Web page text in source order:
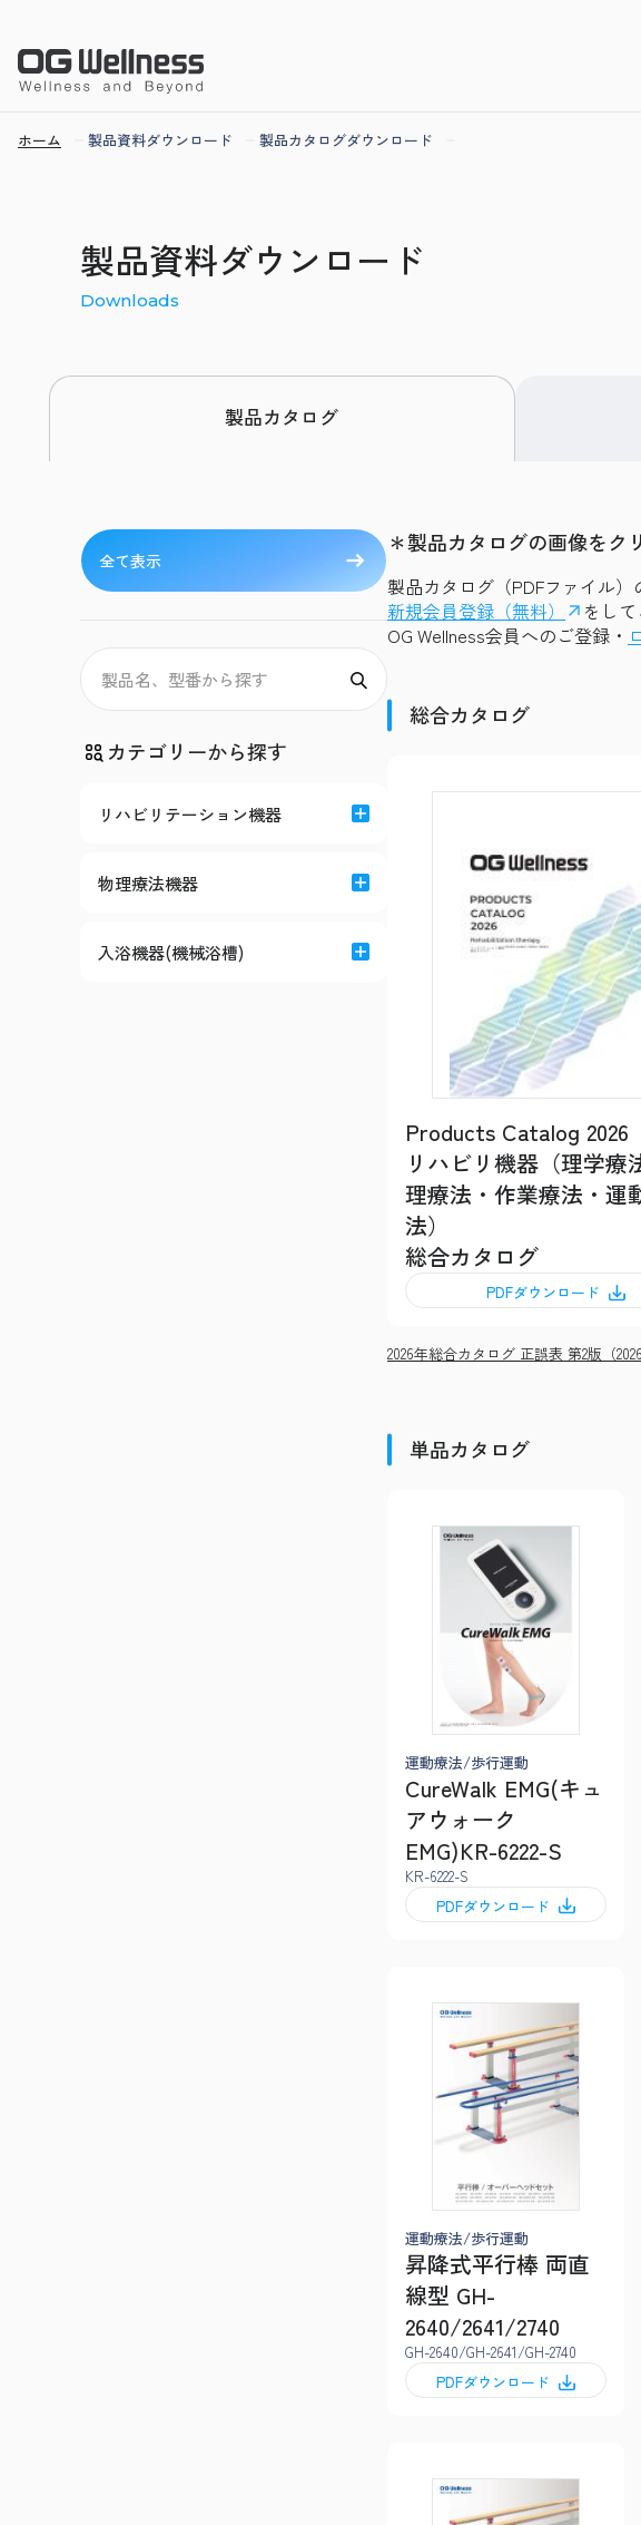
ホーム 製品資料ダウンロード 製品カタログダウンロード
製品資料ダウンロード
Downloads
製品カタログ
全て表示
カテゴリーから探す
リハビリテーション機器
物理療法機器
入浴機器(機械浴槽)
＊製品カタログの画像をク
製品カタログ（PDFファイル
新規会員登録（無料）
をして
OG Wellness会員へのご登録・
総合カタログ
Products Catalog 2026
リハビリ機器（理学療
理療法・作業療法・運
法）
総合カタログ
PDFダウンロード
2026年総合カタログ 正誤表 第2版（
単品カタログ
運動療法/歩行運動
CureWalk EMG(キュ
アウォーク
EMG)KR-6222-S
KR-6222-S
PDFダウンロード
運動療法/歩行運動
昇降式平行棒 両直
線型 GH-
2640/2641/2740
GH-2640/GH-2641/GH-2740
PDFダウンロード